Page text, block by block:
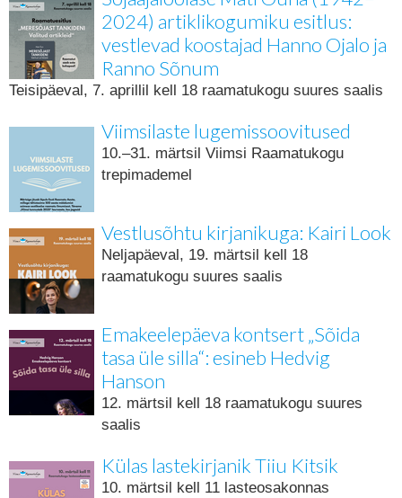
2024) artiklikogumiku esitlus:
vestlevad koostajad Hanno Ojalo ja
Ranno Sõnum
Teisipäeval, 7. aprillil kell 18 raamatukogu suures saalis
Viimsilaste lugemissoovitused
10.–31. märtsil Viimsi Raamatukogu
trepimademel
Vestlusõhtu kirjanikuga: Kairi Look
Neljapäeval, 19. märtsil kell 18
raamatukogu suures saalis
Emakeelepäeva kontsert „Sõida
tasa üle silla“: esineb Hedvig
Hanson
12. märtsil kell 18 raamatukogu suures
saalis
Külas lastekirjanik Tiiu Kitsik
10. märtsil kell 11 lasteosakonnas